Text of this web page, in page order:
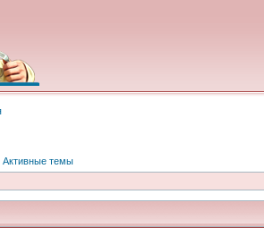
Активные темы